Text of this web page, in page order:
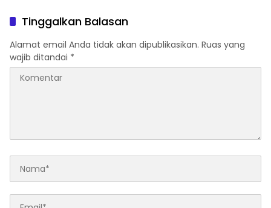
dan SWDKLLJ
Awards 2026
Tinggalkan Balasan
Alamat email Anda tidak akan dipublikasikan. Ruas yang
wajib ditandai *